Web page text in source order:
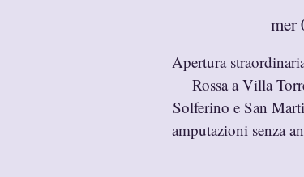
mer
Apertura
Rossa a Villa
Solferino e San
amputazioni senza